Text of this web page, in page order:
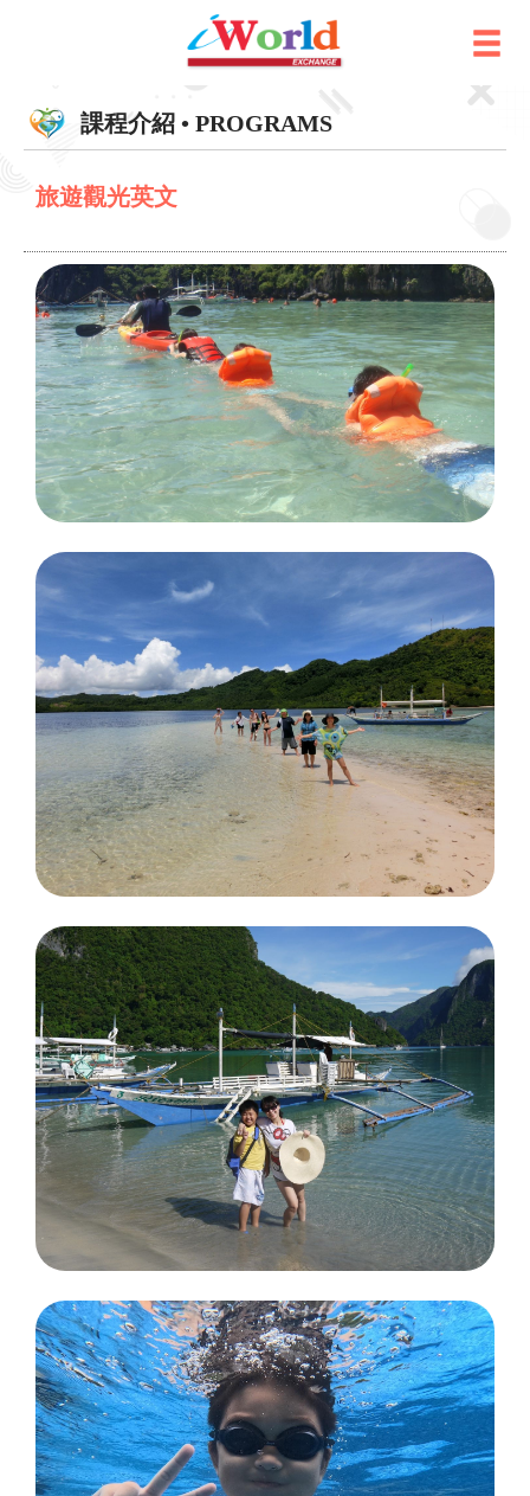
課程介紹 • PROGRAMS
旅遊觀光英文